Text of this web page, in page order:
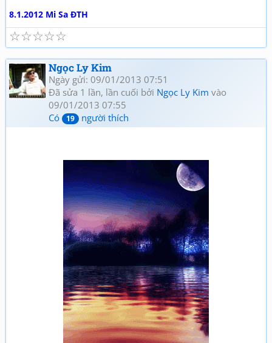
8.1.2012 Mi Sa ĐTH
☆
☆
☆
☆
☆
Ngọc Ly Kim
Ngày gửi: 09/01/2013 07:51
Đã sửa 1 lần, lần cuối bởi Ngọc Ly Kim vào
09/01/2013 07:55
Có
19 người thích